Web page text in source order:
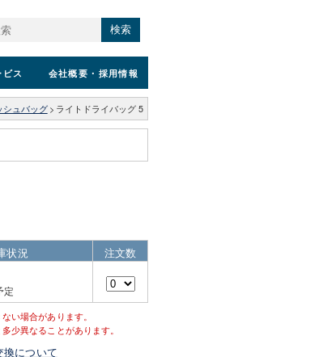
検索
ス 会社概要 ・採用情報
シュバッグ > ライトドライバッグ 5
状況
注文数
定
い場合があります。
少異なることがあります。
換について